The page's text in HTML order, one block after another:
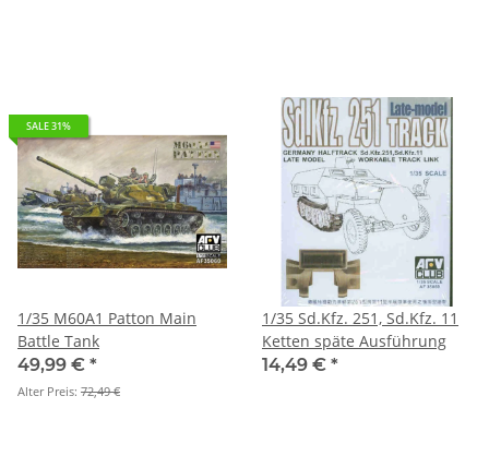
SALE 31%
1/35 M60A1 Patton Main
Battle Tank
49,99 € *
Alter Preis: 72,49 €
1/35 Sd.Kfz. 251, Sd.Kfz. 11
Ketten späte Ausführung
14,49 € *